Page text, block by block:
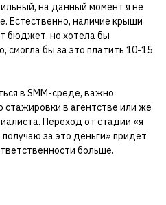
на данный момент я не
Естественно, наличие крыши
бюджет, но хотела бы
смогла бы за это платить 10-15
в SMM-среде, важно
стажировки в агентстве или же
Переход от стадии «я
за это деньги» придет
больше.